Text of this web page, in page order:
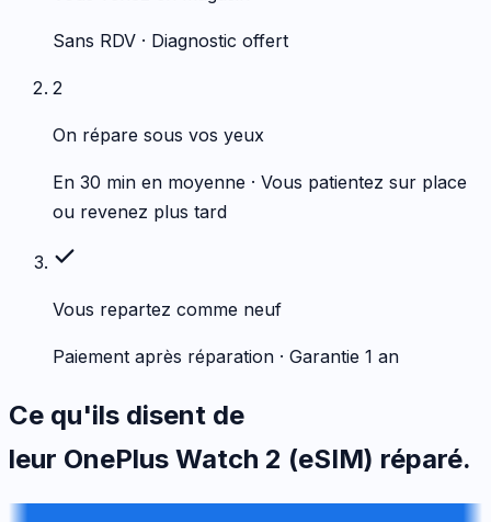
Sans RDV · Diagnostic offert
2
On répare sous vos yeux
En 30 min en moyenne · Vous patientez sur place
ou revenez plus tard
Vous repartez comme neuf
Paiement après réparation · Garantie 1 an
Ce qu'ils disent de
leur OnePlus Watch 2 (eSIM) réparé.